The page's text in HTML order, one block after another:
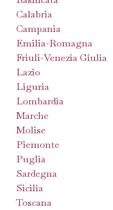
Calabria
Campania
Emilia-Romagna
Friuli-Venezia Giulia
Lazio
Liguria
Lombardia
Marche
Molise
Piemonte
Puglia
Sardegna
Sicilia
Toscana